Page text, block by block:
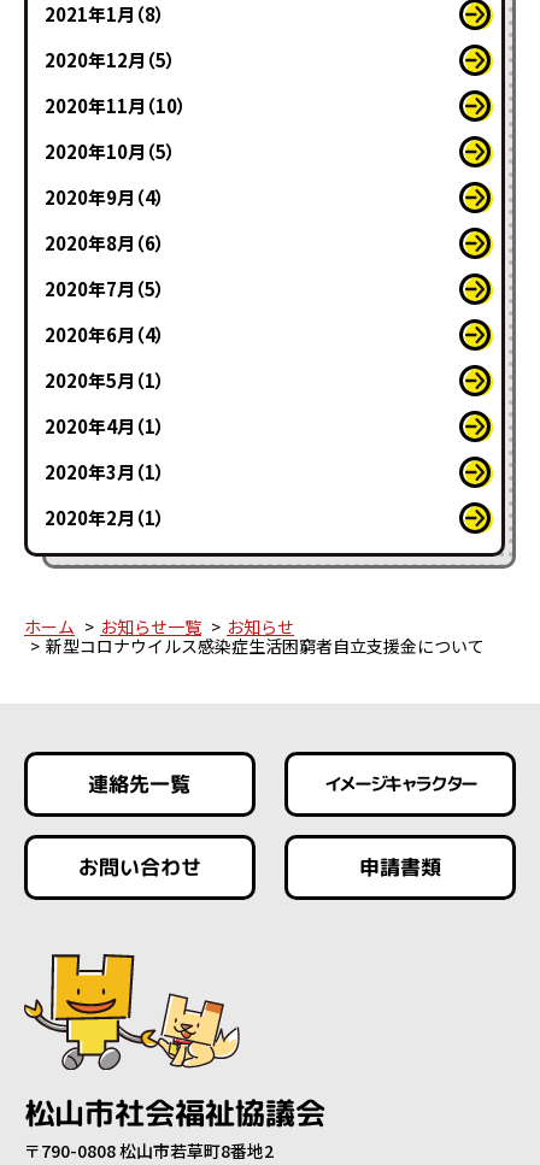
2021年1月（8）
2020年12月（5）
2020年11月（10）
2020年10月（5）
2020年9月（4）
2020年8月（6）
2020年7月（5）
2020年6月（4）
2020年5月（1）
2020年4月（1）
2020年3月（1）
2020年2月（1）
ホーム お知らせ一覧
お知らせ
新型コロナウイルス感染症生活困窮者自立支援金について
連絡先一覧 イメージキャラクター
お問い合わせ 申請書類
松山市社会福祉協議会
〒790-0808 松山市若草町8番地2